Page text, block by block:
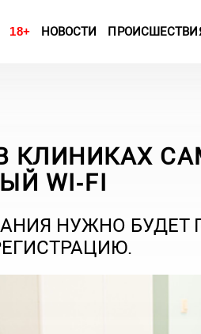
18+ НОВОСТИ
КЛИНИКАХ
WI‑FI
НУЖНО БУДЕТ